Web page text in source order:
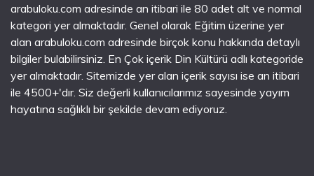
arabuloku.com adresinde an itibari ile 80 adet alt ve normal
kategori yer almaktadır. Genel olarak Eğitim üzerine yer
alan arabuloku.com adresinde birçok konu hakkında detaylı
bilgiler bulabilirsiniz. En Çok içerik Din Kültürü adlı kategoride
yer almaktadır. Sitemizde yer alan içerik sayısı ise an itibari
ile 4500+'dır. Siz değerli kullanıcılarımız sayesinde yayım
hayatına sağlıklı bir şekilde devam ediyoruz.